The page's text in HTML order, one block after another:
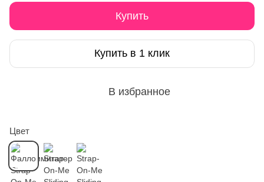
Купить
Купить в 1 клик
В избранное
Цвет